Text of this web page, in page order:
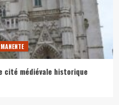
cité médiévale historique